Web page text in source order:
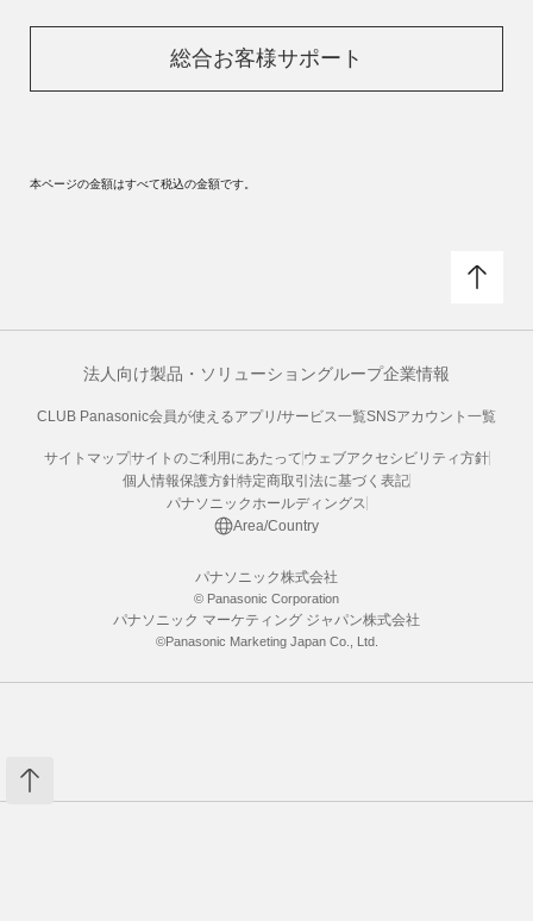
総合お客様サポート
本ページの金額はすべて税込の金額です。
法人向け製品・ソリューショングループ企業情報
CLUB Panasonic会員が使えるアプリ/サービス一覧SNSアカウント一覧
サイトマップサイトのご利用にあたって ウェブアクセシビリティ方針
個人情報保護方針特定商取引法に基づく表記
パナソニックホールディングス
Area/Country
パナソニック株式会社
© Panasonic Corporation
パナソニック マーケティング ジャパン株式会社
©Panasonic Marketing Japan Co., Ltd.